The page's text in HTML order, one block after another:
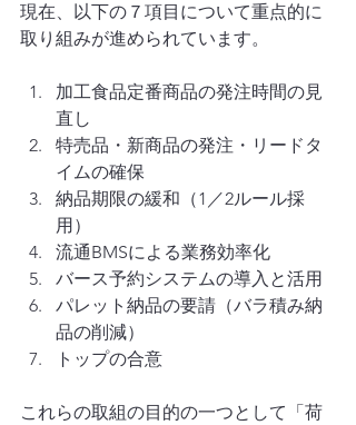
現在、以下の７項目について重点的に
取り組みが進められています。
加工食品定番商品の発注時間の見
直し
特売品・新商品の発注・リードタ
イムの確保
納品期限の緩和（1／2ルール採
用）
流通BMSによる業務効率化
バース予約システムの導入と活用
パレット納品の要請（バラ積み納
品の削減）
トップの合意
これらの取組の目的の一つとして「荷